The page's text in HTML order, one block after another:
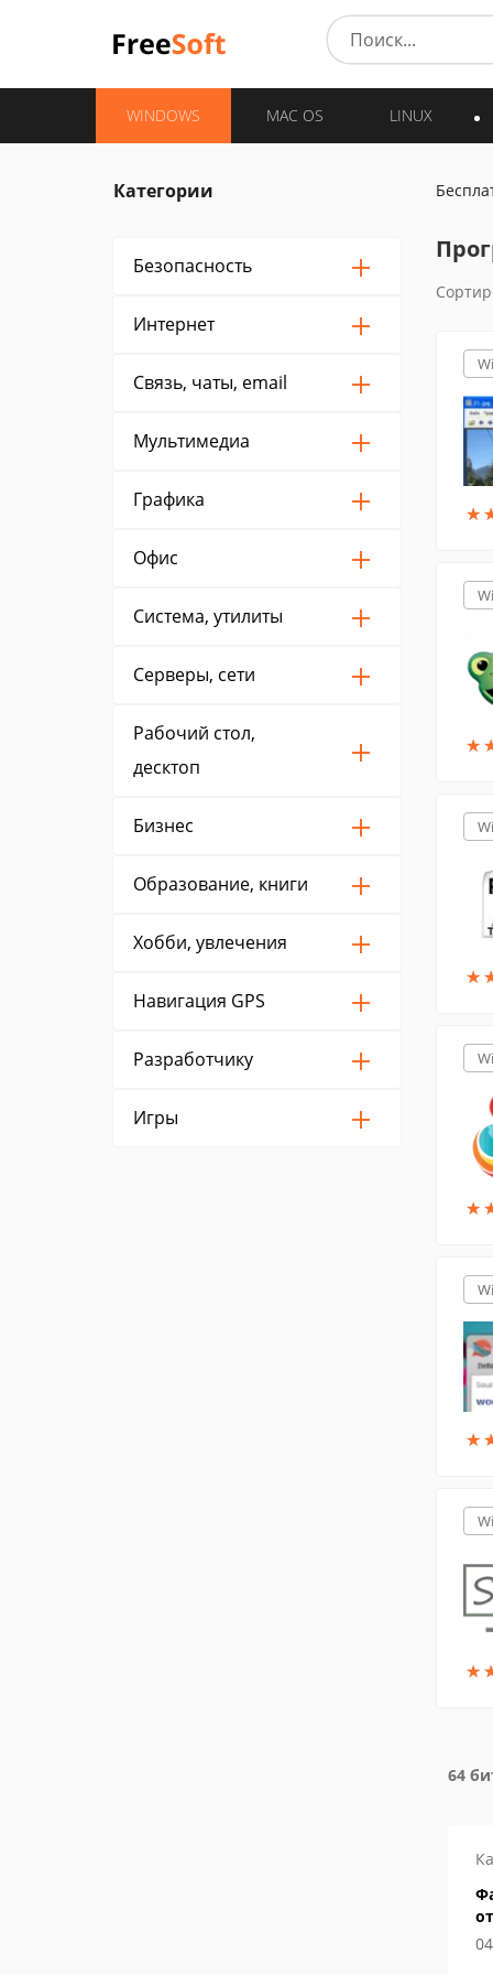
WINDOWS MAC OS LINUX
Категории
Безопасность
Интернет
Связь, чаты, email
Мультимедиа
Графика
Офис
Система, утилиты
Серверы, сети
Рабочий стол,
десктоп
Бизнес
Образование, книги
Хобби, увлечения
Навигация GPS
Разработчику
Игры
★
★
★
★
★
★
★
★
★
★
★
★
64